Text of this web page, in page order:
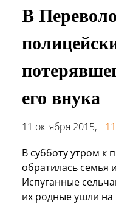
В
его внука
11 октября 2015,
В субботу утром к
обратилась семья
Испуганные
их родные ушли на